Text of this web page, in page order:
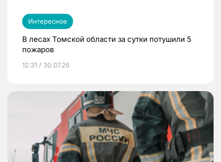
Интересное
В лесах Томской области за сутки потушили 5
пожаров
12:31 / 30.07.26